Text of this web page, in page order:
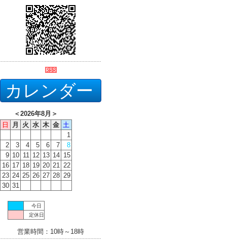
カレンダー
＜2026年8月 ＞
日
月 火 水 木 金 土
1
2
3 4 5 6 7
8
9 10 11 12 13 14 15
16 17 18 19 20 21 22
23 24 25 26 27 28 29
30 31
今日
定休日
営業時間：10時～18時